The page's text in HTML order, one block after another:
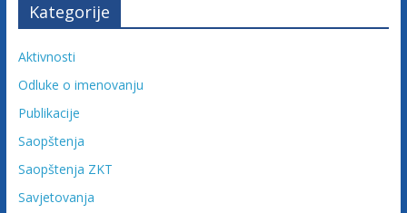
Kategorije
Aktivnosti
Odluke o imenovanju
Publikacije
Saopštenja
Saopštenja ZKT
Savjetovanja